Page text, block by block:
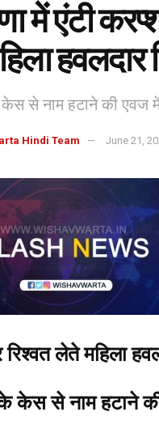
में एंटी
हवलदार
से नाम हटाने की एवज
Hindi Team June 21,
लेते महिला
केस से नाम हटाने